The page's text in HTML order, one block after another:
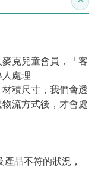
收合
克兒童會員，「客
處理
積尺寸，我們會透
流方式後，才會處
品不符的狀況，